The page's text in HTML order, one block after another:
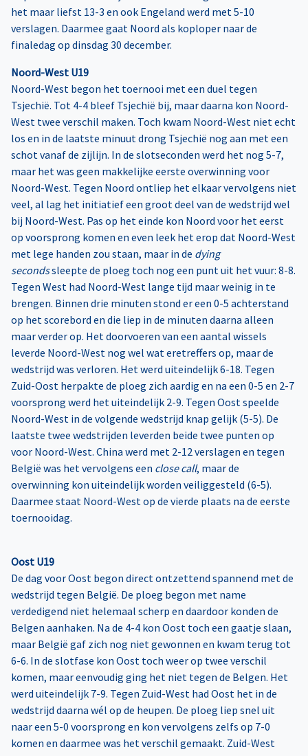
het maar liefst 13-3 en ook Engeland werd met 5-10
verslagen. Daarmee gaat Noord als koploper naar de
finaledag op dinsdag 30 december.
Noord-West U19
Noord-West begon het toernooi met een duel tegen
Tsjechië. Tot 4-4 bleef Tsjechië bij, maar daarna kon Noord-
West twee verschil maken. Toch kwam Noord-West niet echt
los en in de laatste minuut drong Tsjechië nog aan met een
schot vanaf de zijlijn. In de slotseconden werd het nog 5-7,
maar het was geen makkelijke eerste overwinning voor
Noord-West. Tegen Noord ontliep het elkaar vervolgens niet
veel, al lag het initiatief een groot deel van de wedstrijd wel
bij Noord-West. Pas op het einde kon Noord voor het eerst
op voorsprong komen en even leek het erop dat Noord-West
met lege handen zou staan, maar in de dying
secondssleepte de ploeg toch nog een punt uit het vuur: 8-8.
Tegen West had Noord-West lange tijd maar weinig in te
brengen. Binnen drie minuten stond er een 0-5 achterstand
op het scorebord en die liep in de minuten daarna alleen
maar verder op. Het doorvoeren van een aantal wissels
leverde Noord-West nog wel wat eretreffers op, maar de
wedstrijd was verloren. Het werd uiteindelijk 6-18. Tegen
Zuid-Oost herpakte de ploeg zich aardig en na een 0-5 en 2-7
voorsprong werd het uiteindelijk 2-9. Tegen Oost speelde
Noord-West in de volgende wedstrijd knap gelijk (5-5). De
laatste twee wedstrijden leverden beide twee punten op
voor Noord-West. China werd met 2-12 verslagen en tegen
België was het vervolgens een close call, maar de
overwinning kon uiteindelijk worden veiliggesteld (6-5).
Daarmee staat Noord-West op de vierde plaats na de eerste
toernooidag.
Oost U19
De dag voor Oost begon direct ontzettend spannend met de
wedstrijd tegen België. De ploeg begon met name
verdedigend niet helemaal scherp en daardoor konden de
Belgen aanhaken. Na de 4-4 kon Oost toch een gaatje slaan,
maar België gaf zich nog niet gewonnen en kwam terug tot
6-6. In de slotfase kon Oost toch weer op twee verschil
komen, maar eenvoudig ging het niet tegen de Belgen. Het
werd uiteindelijk 7-9. Tegen Zuid-West had Oost het in de
wedstrijd daarna wél op de heupen. De ploeg liep snel uit
naar een 5-0 voorsprong en kon vervolgens zelfs op 7-0
komen en daarmee was het verschil gemaakt. Zuid-West